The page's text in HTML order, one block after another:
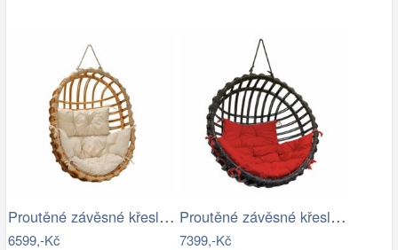
Proutěné závěsné křeslo Lena, přírodní…
6599,-Kč
Proutěné závěsné křeslo Elis, hnědý rám…
7399,-Kč